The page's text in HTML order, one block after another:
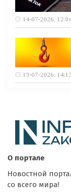
14-07-2026,
13-07-2026, 14:13
О портале
Новостной
со всего мира!